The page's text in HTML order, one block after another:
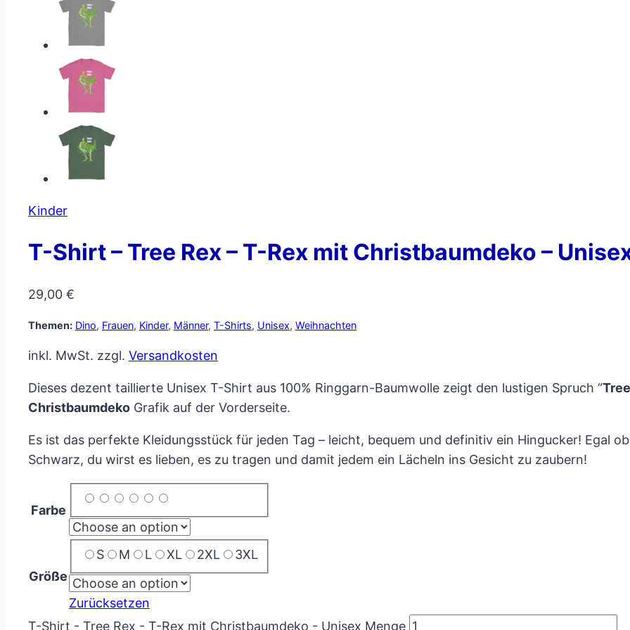
Kinder
T-Shirt – Tree Rex – T-Rex mit Christbaumdeko –
29,00 €
Themen: Dino, Frauen, Kinder, Männer, T-Shirts, Unisex, Weihnachten
inkl. MwSt. zzgl. Versandkosten
Dieses dezent taillierte Unisex T-Shirt aus 100% Ringgarn-Baumwolle zeigt den lustigen Spruch “
Christbaumdeko Grafik auf der Vorderseite.
Es ist das perfekte Kleidungsstück für jeden Tag – leicht, bequem und definitiv ein Hingucker! Egal
Schwarz, du wirst es lieben, es zu tragen und damit jedem ein Lächeln ins Gesicht zu zaubern!
Farbe
Größe
S M L XL 2XL 3XL
Zurücksetzen
T-Shirt - Tree Rex - T-Rex mit Christbaumdeko - Unisex Menge